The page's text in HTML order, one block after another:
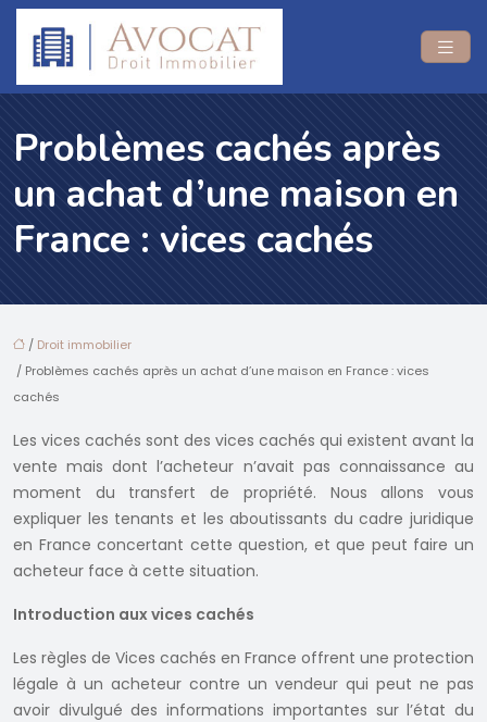
Problèmes cachés après
un achat d’une maison en
France : vices cachés
/ Droit immobilier
/ Problèmes cachés après un achat d’une maison en France : vices
cachés
Les vices cachés sont des vices cachés qui existent avant la
vente mais dont l’acheteur n’avait pas connaissance au
moment du transfert de propriété. Nous allons vous
expliquer les tenants et les aboutissants du cadre juridique
en France concertant cette question, et que peut faire un
acheteur face à cette situation.
Introduction aux vices cachés
Les règles de Vices cachés en France offrent une protection
légale à un acheteur contre un vendeur qui peut ne pas
avoir divulgué des informations importantes sur l’état du